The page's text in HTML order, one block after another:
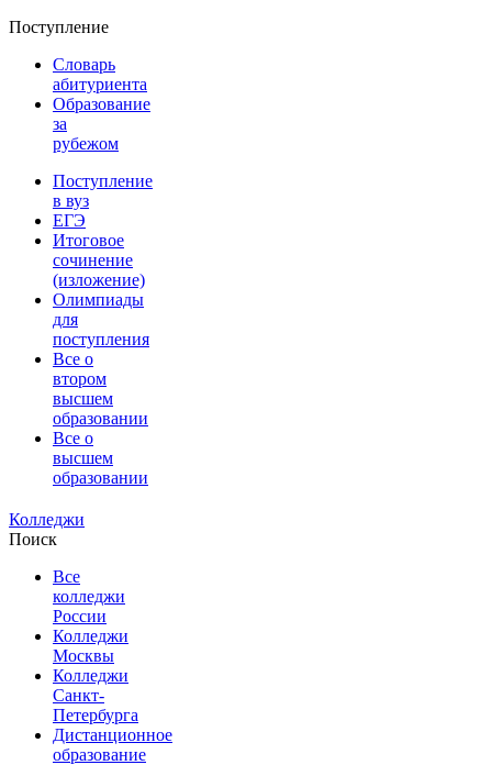
Поступление
Словарь
абитуриента
Образование
за
рубежом
Поступление
в вуз
ЕГЭ
Итоговое
сочинение
(изложение)
Олимпиады
для
поступления
Все о
втором
высшем
образовании
Все о
высшем
образовании
Колледжи
Поиск
Все
колледжи
России
Колледжи
Москвы
Колледжи
Санкт-
Петербурга
Дистанционное
образование